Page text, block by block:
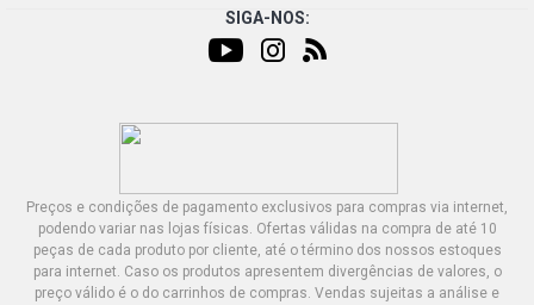
SIGA-NOS:
Preços e condições de pagamento exclusivos para compras via internet,
podendo variar nas lojas físicas. Ofertas válidas na compra de até 10
peças de cada produto por cliente, até o término dos nossos estoques
para internet. Caso os produtos apresentem divergências de valores, o
preço válido é o do carrinhos de compras. Vendas sujeitas a análise e